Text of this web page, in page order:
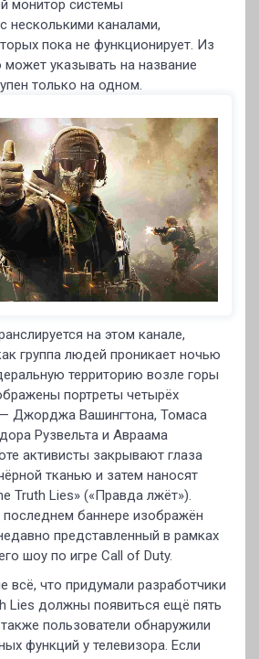
монитор системы
несколькими каналами,
пока не функционирует. Из
указывать на название
только на одном.
на этом канале,
группа людей проникает ночью
территорию возле горы
портреты четырёх
Джорджа Вашингтона, Томаса
Рузвельта и Авраама
активисты закрывают глаза
тканью и затем наносят
Truth Lies» («Правда лжёт»).
баннере изображён
представленный в рамках
шоу по игре Call of Duty.
всё, что придумали разработчики
Lies должны появиться ещё пять
пользователи обнаружили
функций у телевизора. Если